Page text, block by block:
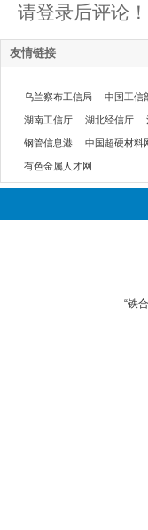
请登录后评论
友情链接
乌兰察布工信局 中国工信
湖南工信厅 湖北经信厅
钢管信息港 中国超硬材料
有色金属人才网
“铁